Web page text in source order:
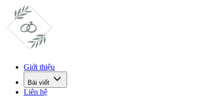
Giới thiệu
Bài viết
Liên hệ